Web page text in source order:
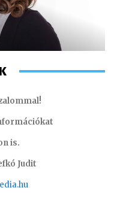
is.
Judit